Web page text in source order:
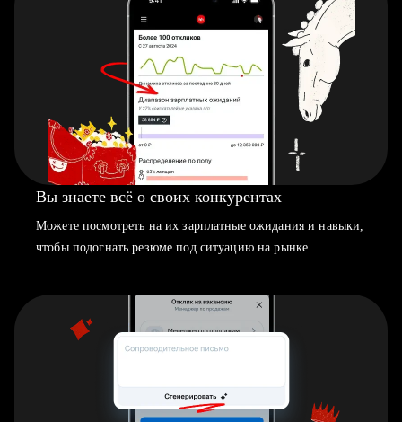
Вы знаете всё о своих конкурентах
Можете посмотреть на их зарплатные ожидания и навыки,
чтобы подогнать резюме под ситуацию на рынке